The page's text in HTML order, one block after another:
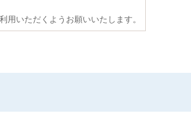
用いただくようお願いいたします。